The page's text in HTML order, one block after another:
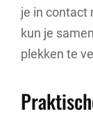
je in contact
kun je
plekken te